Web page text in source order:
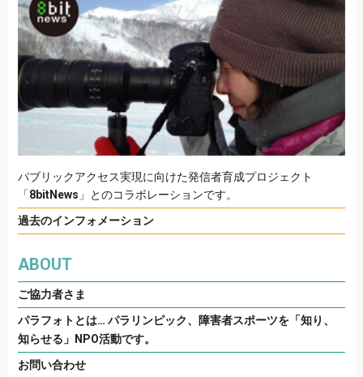
パブリックアクセス実現に向けた発信者育成プロジェクト
「8bitNews 」とのコラボレーションです。
過去のインフォメーション
ABOUT
ご協力者さま
パラフォトとは… パラリンピック、障害者スポーツを「知り、
知らせる」NPO活動です。
お問い合わせ